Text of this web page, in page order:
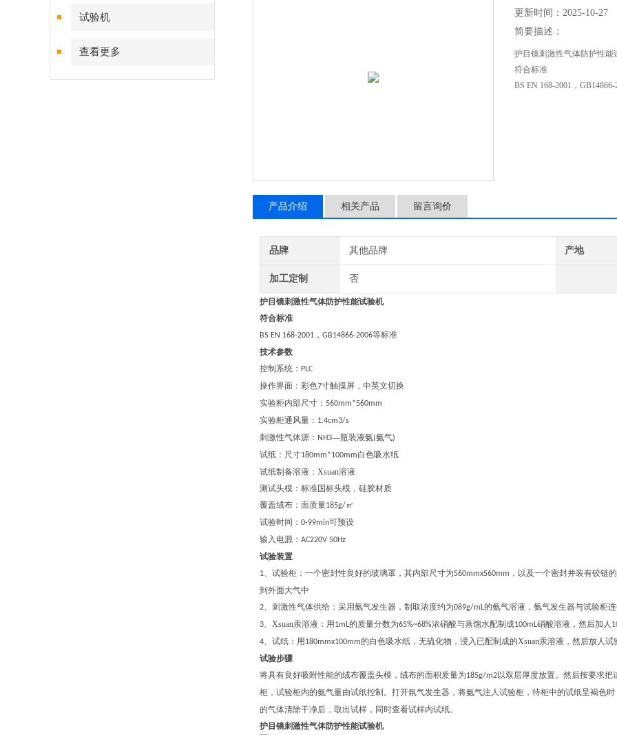
试验机
查看更多
更新时间：2025-10-27
简要描述：
护目镜刺激性气体防护性能
符合标准
BS EN 168-2001，
产品介绍 相关产品 留言询价
品牌 其他品牌 产地
加工定制 否
护目镜刺激性气体防护性能试验机
符合标准
BS EN 168-2001 ， GB14866-2006等标准
技术参数
控制系统： PLC
操作界面：彩色7寸触摸屏，中英文切换
实验柜内部尺寸： 560mm*560mm
实验柜通风量： 1.4cm3/s
刺激性气体源： NH3—瓶装液氨(氨气)
试纸：尺寸180mm*100mm白色吸水纸
试纸制备溶液： Xsuan溶液
测试头模：标准国标头模，硅胶材质
覆盖绒布：面质量185g/ ㎡
试验时间： 0-99min可预设
输入电源： AC220V 50Hz
试验装置
1、试验柜 ： 一个密封性良好的玻璃罩，其内部尺寸为560mmx560mm ，以及一个密封并装有铰链
到外面大气中
2、刺激性气体供给 ： 采用氨气发生器 ， 制取浓度约为089g/mL的氨气溶液，氨气发生器与试验柜
3、 Xsuan汞溶液 ： 用 1mL的质量分数为65%~68%浓硝酸与蒸馏水配制成100mL硝酸溶液，然后加人
4、试纸 ： 用 180mmx100mm的白色吸水纸，无硫化物 ， 浸入已配制成的Xsuan汞溶液，然后放人
试验步骤
将具有良好吸附性能的绒布覆盖头模 ， 绒布的面积质量为185g/m2以双层厚度放置。然后按要求
柜 ， 试验柜内的氨气量由试纸控制。打开氛气发生器 ， 将氨气注人试验柜 ， 待柜中的试纸呈褐色时
的气体清除干净后 ， 取出试样，同时查看试样内试纸。
护目镜刺激性气体防护性能试验机